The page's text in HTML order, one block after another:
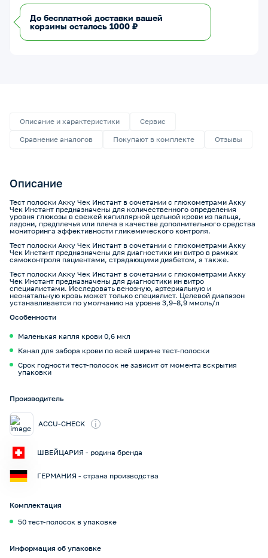
До бесплатной доставки вашей
корзины осталось 1000 ₽
Описание и характеристики
Сервис
Сравнение аналогов
Покупают в комплекте Отзывы
Описание
Тест полоски Акку Чек Инстант в сочетании с глюкометрами Акку
Чек Инстант предназначены для количественного определения
уровня глюкозы в свежей капиллярной цельной крови из пальца,
ладони, предплечья или плеча в качестве дополнительного средства
мониторинга эффективности гликемического контроля.
Тест полоски Акку Чек Инстант в сочетании с глюкометрами Акку
Чек Инстант предназначены для диагностики ин витро в рамках
самоконтроля пациентами, страдающими диабетом, а также.
Тест полоски Акку Чек Инстант в сочетании с глюкометрами Акку
Чек Инстант предназначены для диагностики ин витро
специалистами. Исследовать венозную, артериальную и
неонатальную кровь может только специалист. Целевой диапазон
устанавливается по умолчанию на уровне 3,9–8,9 ммоль/л
Особенности
Маленькая капля крови 0,6 мкл
Канал для забора крови по всей ширине тест-полоски
Срок годности тест-полосок не зависит от момента вскрытия
упаковки
Производитель
ACCU-CHECK i
ШВЕЙЦАРИЯ - родина бренда
ГЕРМАНИЯ - страна производства
Комплектация
50 тест-полосок в упаковке
Информация об упаковке